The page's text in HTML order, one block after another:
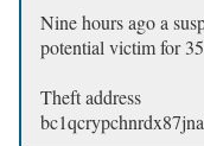
Nine hours ago a
potential victim for
Theft address